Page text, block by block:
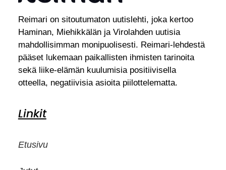
Reimari on sitoutumaton uutislehti, joka kertoo
Haminan, Miehikkälän ja Virolahden uutisia
mahdollisimman monipuolisesti. Reimari-lehdestä
pääset lukemaan paikallisten ihmisten tarinoita
sekä liike-elämän kuulumisia positiivisella
otteella, negatiivisia asioita piilottelematta.
Linkit
Etusivu